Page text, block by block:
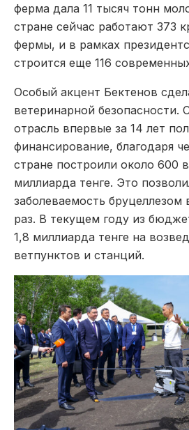
ферма дала 11 тысяч тонн
стране сейчас работают 373
фермы, и в рамках
строится еще 116
Особый акцент Бектенов
ветеринарной безопасности.
отрасль впервые за 14 лет
финансирование, благодаря
стране построили около 600
миллиарда тенге. Это
заболеваемость бруцеллезом
раз. В текущем году из
1,8 миллиарда тенге на
ветпунктов и станций.